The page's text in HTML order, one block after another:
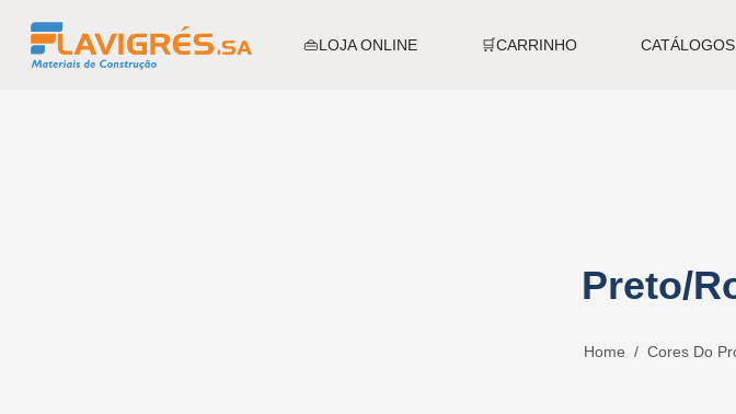
👜LOJA ONLINE 🛒CARRINHO CATÁLOGOS
Preto/
Home Cores Do